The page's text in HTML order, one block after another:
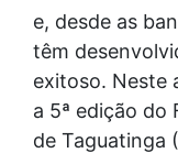
e, desde as
têm
exitoso. Neste
a 5ª edição do
de Taguatinga